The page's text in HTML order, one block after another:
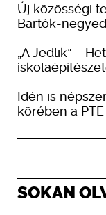
Új közösségi
Bartók-
„A Jedlik” –
Idén is
körében a PTE
SOKAN